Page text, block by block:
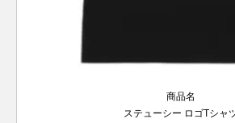
商品名
ステューシー ロゴTシャ